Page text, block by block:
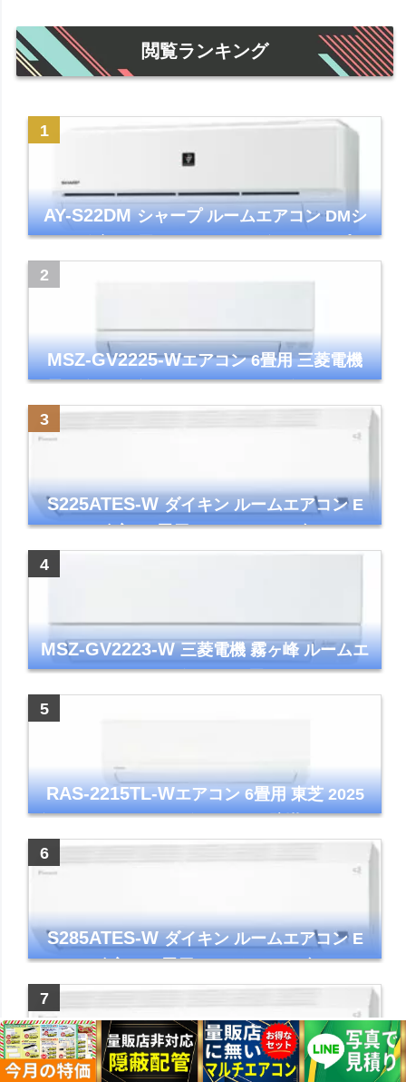
閲覧ランキング
AY-S22DMシャープ ルームエアコン DMシ
リーズ 主に6畳 ホワイト 2024年モデル プラ
MSZ-GV2225-Wエアコン 6畳用 三菱電機
霧ヶ峰 2025年モデル GVシリーズ ピュアホ
ワイト 清潔 除湿 単相100V
S225ATES-Wダイキン ルームエアコン E
シリーズ 主に6畳用 ホワイト 2025年モデル
MSZ-GV2223-W三菱電機 霧ヶ峰 ルームエ
アコン GVシリーズ おもに6畳用 ピュアホワ
RAS-2215TL-Wエアコン 6畳用 東芝 2025
年モデル TLシリーズ ホワイト 壁掛け クーラ
ー コンパクト 清潔
S285ATES-Wダイキン ルームエアコン E
シリーズ 主に10畳用 ホワイト 2025年モデル
コンパクトモデル ストリーマ